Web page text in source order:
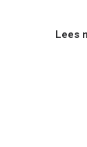
Lees